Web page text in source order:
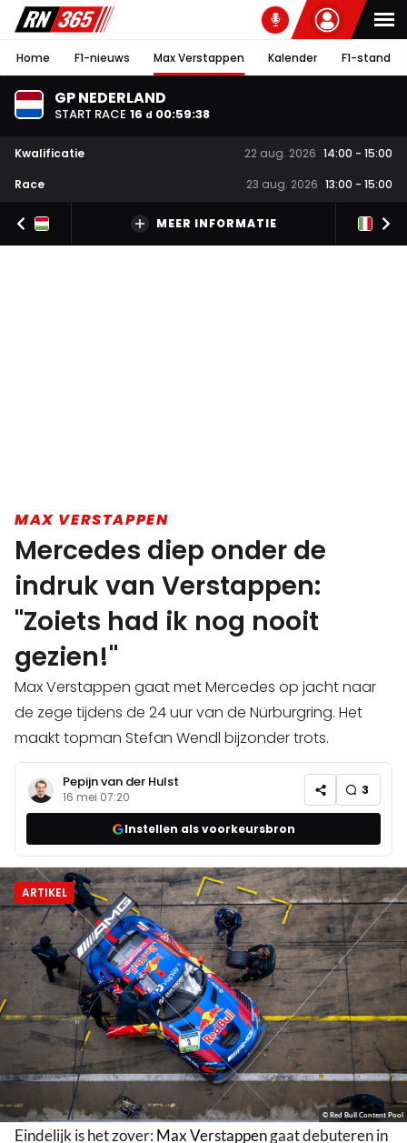
Home F1-nieuws Max Verstappen Kalender F1-stand
GP NEDERLAND
START RACE 16 d 00:59:37
Kwalificatie 22 aug. 2026 14:00 - 15:00
Race
23 aug. 2026 13:00 - 15:00
MEER INFORMATIE
MAX VERSTAPPEN
Mercedes diep onder de
indruk van Verstappen:
"Zoiets had ik nog nooit
gezien!"
Max Verstappen gaat met Mercedes op jacht naar
de zege tijdens de 24 uur van de Nürburgring. Het
maakt topman Stefan Wendl bijzonder trots.
Pepijn van der Hulst
16 mei 07:20 3
Instellen als voorkeursbron
ARTIKEL
© Red Bull Content Pool
Eindelijk is het zover: Max Verstappengaat debuteren in